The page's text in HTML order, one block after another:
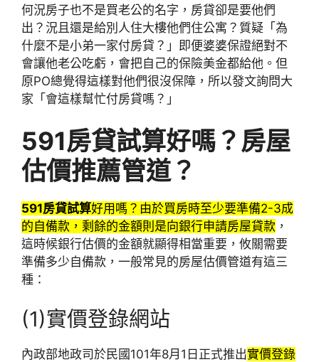
何況房子也不是買老公的名字，房貸卻是要他們
出？況且還是給別人住大樓他們住公寓？質疑「為
什麼不是小弟一家付房貸？」即便婆婆保證絕對不
會讓他老公吃虧，會把自己的保險美金都給他。但
原PO總覺得這樣對他們很沒保障，所以發文詢問大
家「會這樣幫忙付房貸嗎？」
591房貸試算好嗎？房屋
估價推薦管道？
591房貸試算好用嗎？由於買房時至少要準備2-3成
的自備款，剩餘的金額則是向銀行申請房屋貸款 ，
這時候銀行估價的金額就顯得相當重要，攸關需要
準備多少自備款，一般常見的房屋估價管道有這三
種：
(1)實價登錄網站
內政部地政司於民國101年8月1日正式推出實價登錄